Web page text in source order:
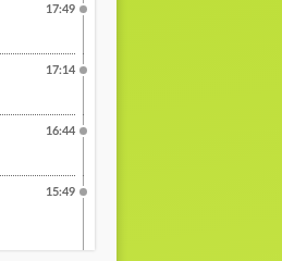
17:49
17:14
16:44
15:49